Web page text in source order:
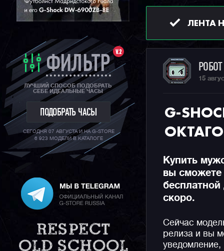
V.2
ФИЛЬТР
ЛУЧШИЙ СПОСОБ ПОДОБРАТЬ
СЕБЕ ИДЕАЛЬНЫЕ ЧАСЫ
ПОДОБРАТЬ ЧАСЫ
СЕГОДНЯ 07 АВГУСТА И НА G-STORE
6 923 МОДЕЛИ В КАТАЛОГЕ
ЛЕНТА
15
G-
Купить
вы сможете
скоро.
Сейчас
релиза и вы
уведомление,